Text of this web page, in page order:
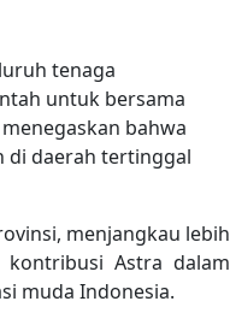
tenaga
untuk bersama
bahwa
di daerah tertinggal
menjangkau lebih
Astra dalam
muda Indonesia.